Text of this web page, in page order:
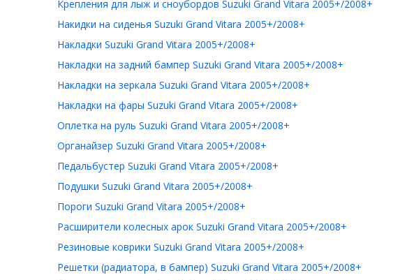
Крепления для лыж и сноубордов Suzuki Grand Vitara 2005+/2008+
Накидки на сиденья Suzuki Grand Vitara 2005+/2008+
Накладки Suzuki Grand Vitara 2005+/2008+
Накладки на задний бампер Suzuki Grand Vitara 2005+/2008+
Накладки на зеркала Suzuki Grand Vitara 2005+/2008+
Накладки на фары Suzuki Grand Vitara 2005+/2008+
Оплетка на руль Suzuki Grand Vitara 2005+/2008+
Органайзер Suzuki Grand Vitara 2005+/2008+
Педальбустер Suzuki Grand Vitara 2005+/2008+
Подушки Suzuki Grand Vitara 2005+/2008+
Пороги Suzuki Grand Vitara 2005+/2008+
Расширители колесных арок Suzuki Grand Vitara 2005+/2008+
Резиновые коврики Suzuki Grand Vitara 2005+/2008+
Решетки (радиатора, в бампер) Suzuki Grand Vitara 2005+/2008+